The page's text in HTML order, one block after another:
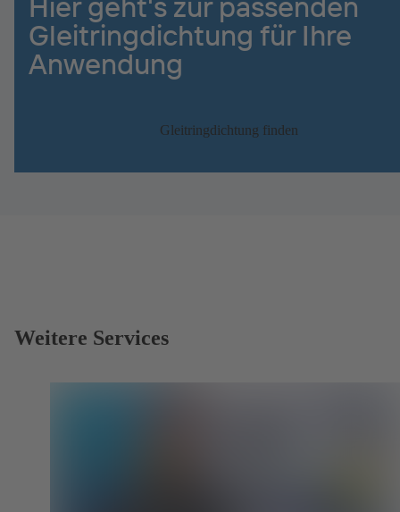
Gleitringdichtung für Ihre
Anwendung
Gleitringdichtung finden
Weitere Services